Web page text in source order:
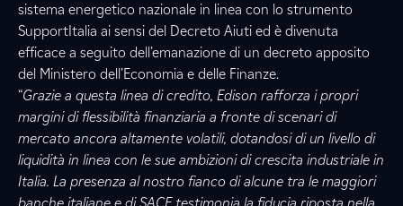
sistema energetico nazionale in linea con lo strumento
SupportItalia ai sensi del Decreto Aiuti ed è divenuta
efficace a seguito dell’emanazione di un decreto apposito
del Ministero dell’Economia e delle Finanze.
“Grazie a questa linea di credito, Edison rafforza i propri
margini di flessibilità finanziaria a fronte di scenari di
mercato ancora altamente volatili, dotandosi di un livello di
liquidità in linea con le sue ambizioni di crescita industriale in
Italia. La presenza al nostro fianco di alcune tra le maggiori